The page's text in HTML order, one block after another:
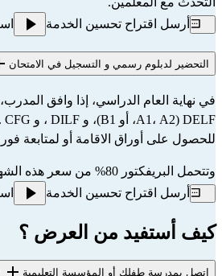
أرسل اقتراح تحسين الخدمة
التحضير لدبلوم رسمي و التسجيل في الامتحان
في نهاية العام الدراسي، إذا وافق
DELF (A1، A2، أو B1)، و DILF ، و CFG
للحصول على أوراق الاقامة أو لمتابعة
وتتحمل البريفكتور 80% من سعر هذه الشهادات.
أرسل اقتراح تحسين الخدمة
كيف أستفيد من العرض ؟
اتصل بمدرسة طفلك أو المؤسسة التعليمية